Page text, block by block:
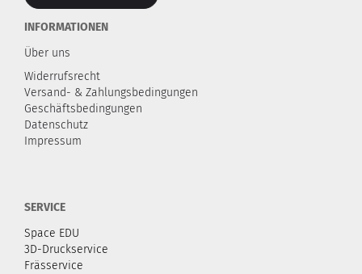
INFORMATIONEN
Über uns
Widerrufsrecht
Versand- & Zahlungsbedingungen
Geschäftsbedingungen
Datenschutz
Impressum
SERVICE
Space EDU
3D-Druckservice
Frässervice